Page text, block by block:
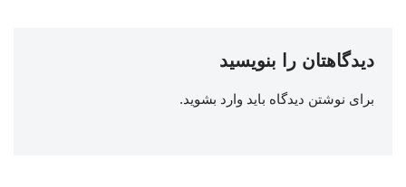
دیدگاهتان را بنویسید
برای نوشتن دیدگاه باید وارد بشوید.